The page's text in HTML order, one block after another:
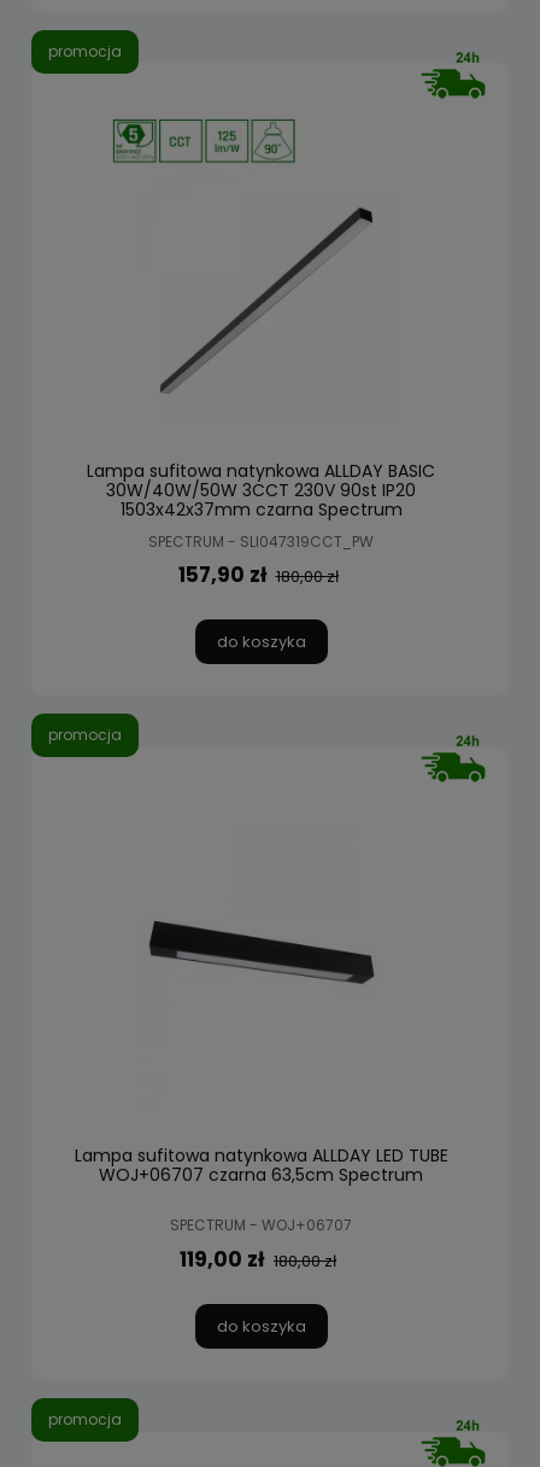
Lampa sufitowa natynkowa ALLDAY BASIC
30W/40W/50W 3CCT 230V 90st IP20
1503x42x37mm czarna Spectrum
SPECTRUM - SLI047319CCT_PW
157,90 zł 180,00 zł
do koszyka
promocja
Lampa sufitowa natynkowa ALLDAY LED TUBE
WOJ+06707 czarna 63,5cm Spectrum
SPECTRUM - WOJ+06707
119,00 zł 180,00 zł
do koszyka
promocja
promocja